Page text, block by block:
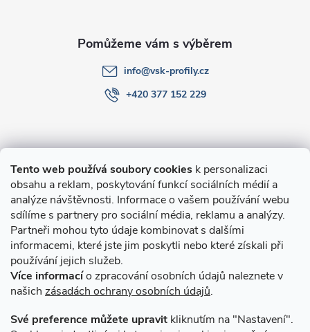
Tento web používá soubory cookies k personalizaci
obsahu a reklam, poskytování funkcí sociálních médií a
analýze návštěvnosti. Informace o vašem používání webu
sdílíme s partnery pro sociální média, reklamu a analýzy.
Partneři mohou tyto údaje kombinovat s dalšími
informacemi, které jste jim poskytli nebo které získali při
používání jejich služeb.
Více informacío zpracování osobních údajů naleznete v
našich zásadách ochrany osobních údajů.
Své preference můžete upravit kliknutím na "Nastavení".
O nákupu
Novinky v programu Alusic
Archiv
info@vsk-profily.cz
+420 377 152 229